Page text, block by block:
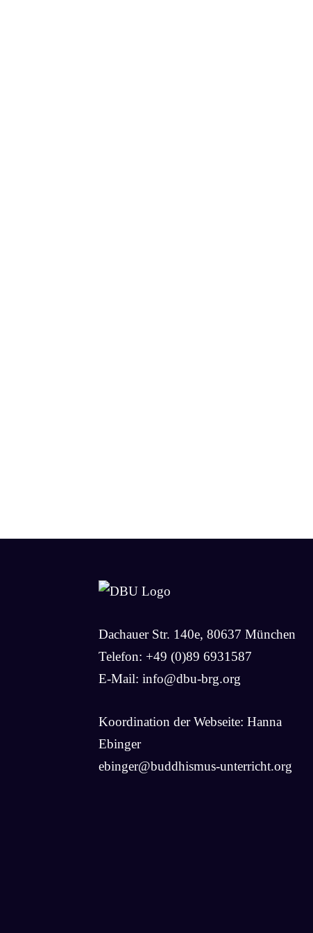
Dachauer Str. 140e, 80637 München
Telefon: +49 (0)89 6931587
E-Mail: info@dbu-brg.org
Koordination der Webseite: Hanna
Ebinger
ebinger@buddhismus-unterricht.org